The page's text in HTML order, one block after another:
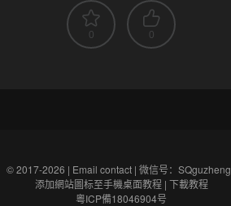
0 0
© 2017-2026 | Email contact | 微信号：SQguzheng
添加網站圖标至手機桌面教程| 下載教程
粵ICP備18046904号